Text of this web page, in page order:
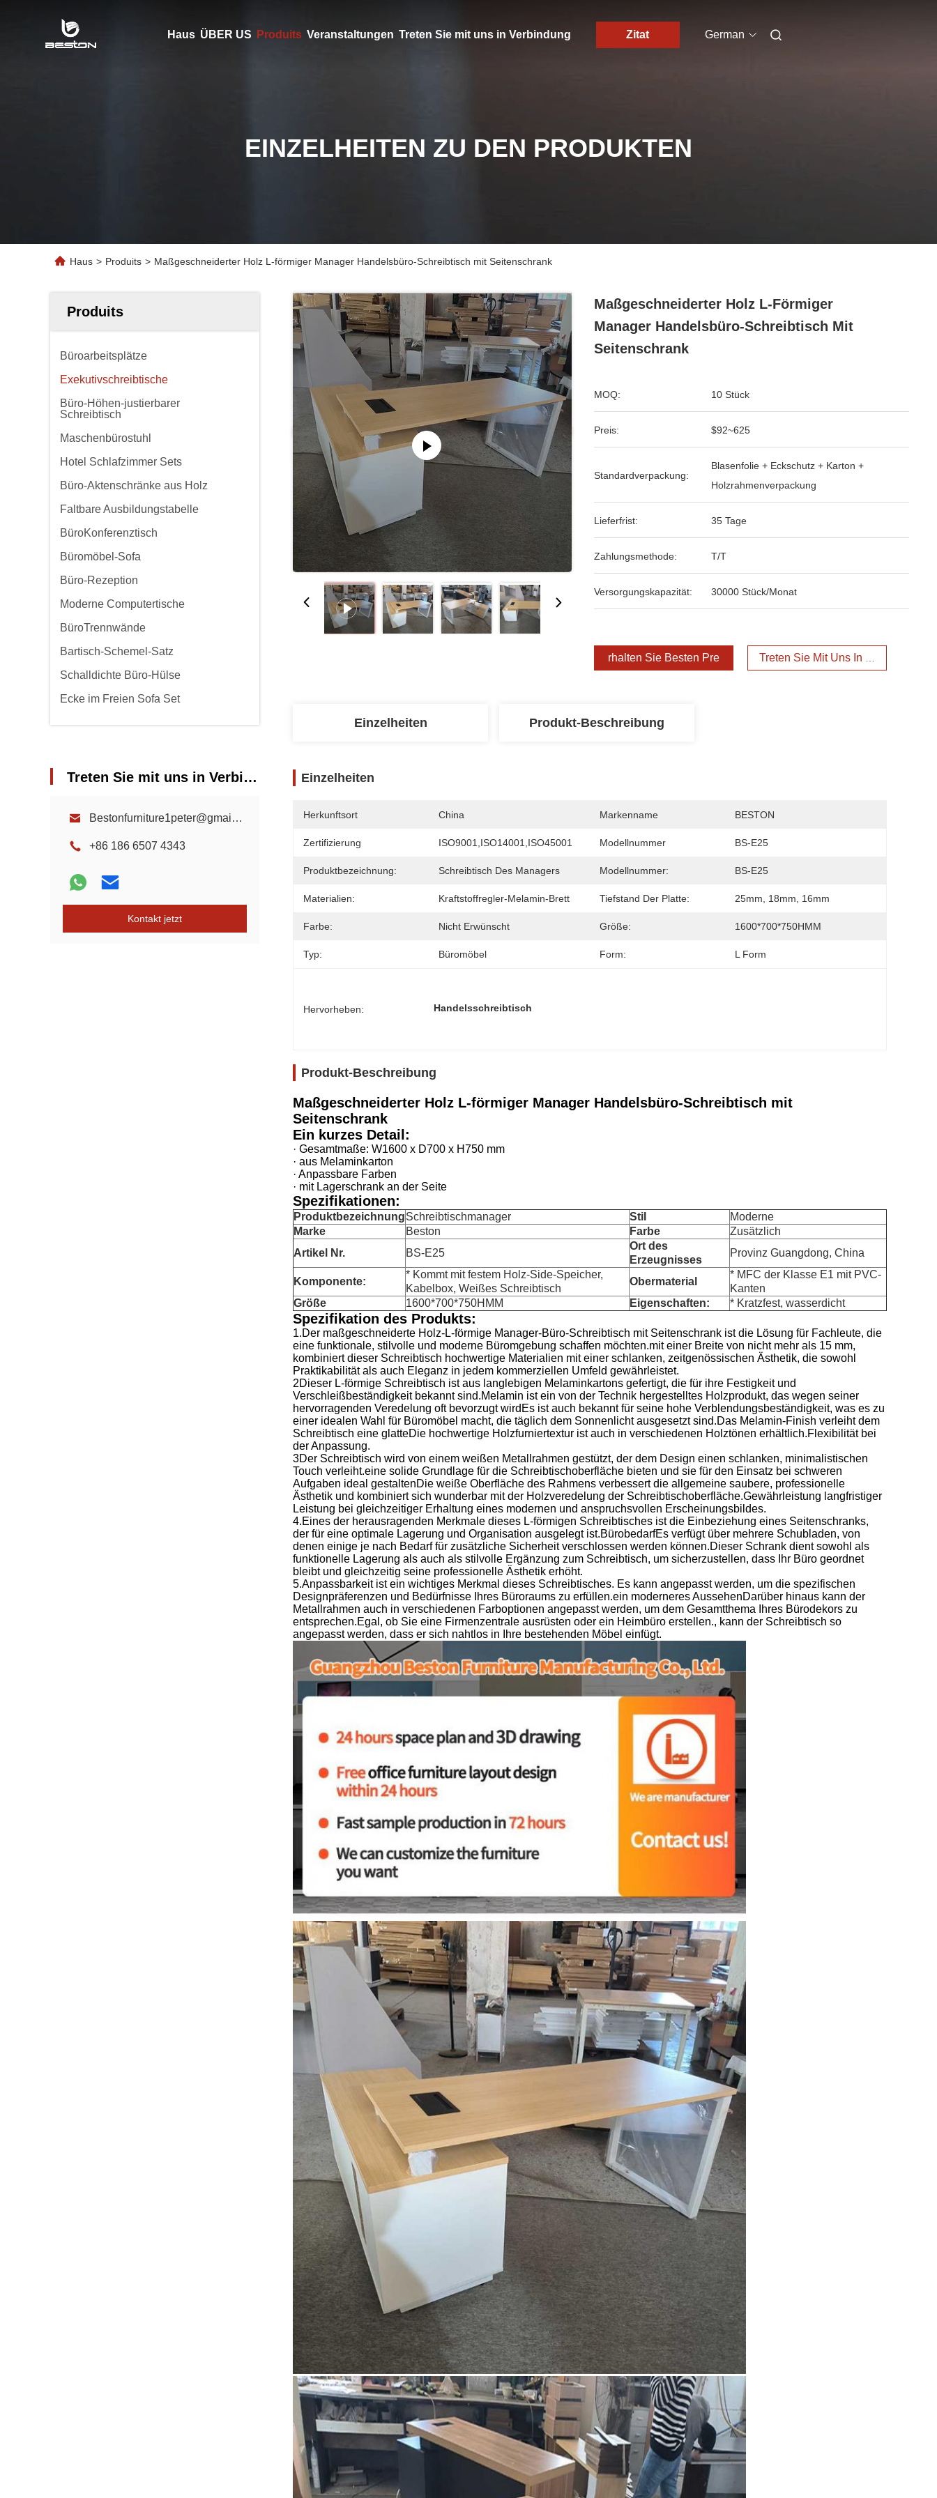
Haus ÜBER US Produits Veranstaltungen Treten Sie mit uns in Verbindung Zitat German
EINZELHEITEN ZU DEN PRODUKTEN
Haus > Produits > Maßgeschneiderter Holz L-förmiger Manager Handelsbüro-Schreibtisch mit Seitenschrank
Produits
Büroarbeitsplätze
Exekutivschreibtische
Büro-Höhen-justierbarer
Schreibtisch
Maschenbürostuhl
Hotel Schlafzimmer Sets
Büro-Aktenschränke aus Holz
Faltbare Ausbildungstabelle
BüroKonferenztisch
Büromöbel-Sofa
Büro-Rezeption
Moderne Computertische
BüroTrennwände
Bartisch-Schemel-Satz
Schalldichte Büro-Hülse
Ecke im Freien Sofa Set
Treten Sie mit uns in Verbindung
Bestonfurniture1peter@gmail.com
+86 186 6507 4343
Kontakt jetzt
Maßgeschneiderter Holz L-Förmiger
Manager Handelsbüro-Schreibtisch Mit
Seitenschrank
MOQ: 10 Stück
Preis: $92~625
Standardverpackung:
Blasenfolie + Eckschutz + Karton +
Holzrahmenverpackung
Lieferfrist: 35 Tage
Zahlungsmethode: T/T
Versorgungskapazität: 30000 Stück/Monat
Erhalten Sie Besten Preis Treten Sie Mit Uns In Verbindung
Einzelheiten Produkt-Beschreibung
Einzelheiten
Herkunftsort China Markenname BESTON
Zertifizierung ISO9001,ISO14001,ISO45001 Modellnummer BS-E25
Produktbezeichnung: Schreibtisch Des Managers Modellnummer: BS-E25
Materialien: Kraftstoffregler-Melamin-Brett Tiefstand Der Platte: 25mm, 18mm, 16mm
Farbe: Nicht Erwünscht Größe: 1600*700*750HMM
Typ: Büromöbel Form: L Form
Hervorheben: Handelsschreibtisch
Produkt-Beschreibung
Maßgeschneiderter Holz L-förmiger Manager Handelsbüro-Schreibtisch mit
Seitenschrank
Ein kurzes Detail :
· Gesamtmaße: W1600 x D700 x H750 mm
· aus Melaminkarton
· Anpassbare Farben
· mit Lagerschrank an der Seite
Spezifikationen:
ProduktbezeichnungSchreibtischmanager Stil
Moderne
Marke
Beston Farbe
Zusätzlich
Artikel Nr.
BS-E25
Ort des
Erzeugnisses
Provinz Guangdong, China
Komponente:
* Kommt mit festem Holz-Side-Speicher,
Kabelbox, Weißes Schreibtisch
Obermaterial
* MFC der Klasse E1 mit PVC-
Kanten
Größe
1600*700*750HMM Eigenschaften: * Kratzfest, wasserdicht
Spezifikation des Produkts:
1.Der maßgeschneiderte Holz-L-förmige Manager-Büro-Schreibtisch mit Seitenschrank ist die Lösung für Fachleute, die
eine funktionale, stilvolle und moderne Büromgebung schaffen möchten.mit einer Breite von nicht mehr als 15 mm,
kombiniert dieser Schreibtisch hochwertige Materialien mit einer schlanken, zeitgenössischen Ästhetik, die sowohl
Praktikabilität als auch Eleganz in jedem kommerziellen Umfeld gewährleistet.
2Dieser L-förmige Schreibtisch ist aus langlebigen Melaminkartons gefertigt, die für ihre Festigkeit und
Verschleißbeständigkeit bekannt sind.Melamin ist ein von der Technik hergestelltes Holzprodukt, das wegen seiner
hervorragenden Veredelung oft bevorzugt wirdEs ist auch bekannt für seine hohe Verblendungsbeständigkeit, was es zu
einer idealen Wahl für Büromöbel macht, die täglich dem Sonnenlicht ausgesetzt sind.Das Melamin-Finish verleiht dem
Schreibtisch eine glatteDie hochwertige Holzfurniertextur ist auch in verschiedenen Holztönen erhältlich.Flexibilität bei
der Anpassung.
3Der Schreibtisch wird von einem weißen Metallrahmen gestützt, der dem Design einen schlanken, minimalistischen
Touch verleiht.eine solide Grundlage für die Schreibtischoberfläche bieten und sie für den Einsatz bei schweren
Aufgaben ideal gestaltenDie weiße Oberfläche des Rahmens verbessert die allgemeine saubere, professionelle
Ästhetik und kombiniert sich wunderbar mit der Holzveredelung der Schreibtischoberfläche.Gewährleistung langfristiger
Leistung bei gleichzeitiger Erhaltung eines modernen und anspruchsvollen Erscheinungsbildes.
4.Eines der herausragenden Merkmale dieses L-förmigen Schreibtisches ist die Einbeziehung eines Seitenschranks,
der für eine optimale Lagerung und Organisation ausgelegt ist.BürobedarfEs verfügt über mehrere Schubladen, von
denen einige je nach Bedarf für zusätzliche Sicherheit verschlossen werden können.Dieser Schrank dient sowohl als
funktionelle Lagerung als auch als stilvolle Ergänzung zum Schreibtisch, um sicherzustellen, dass Ihr Büro geordnet
bleibt und gleichzeitig seine professionelle Ästhetik erhöht.
5.Anpassbarkeit ist ein wichtiges Merkmal dieses Schreibtisches. Es kann angepasst werden, um die spezifischen
Designpräferenzen und Bedürfnisse Ihres Büroraums zu erfüllen.ein moderneres AussehenDarüber hinaus kann der
Metallrahmen auch in verschiedenen Farboptionen angepasst werden, um dem Gesamtthema Ihres Bürodekors zu
entsprechen.Egal, ob Sie eine Firmenzentrale ausrüsten oder ein Heimbüro erstellen., kann der Schreibtisch so
angepasst werden, dass er sich nahtlos in Ihre bestehenden Möbel einfügt.